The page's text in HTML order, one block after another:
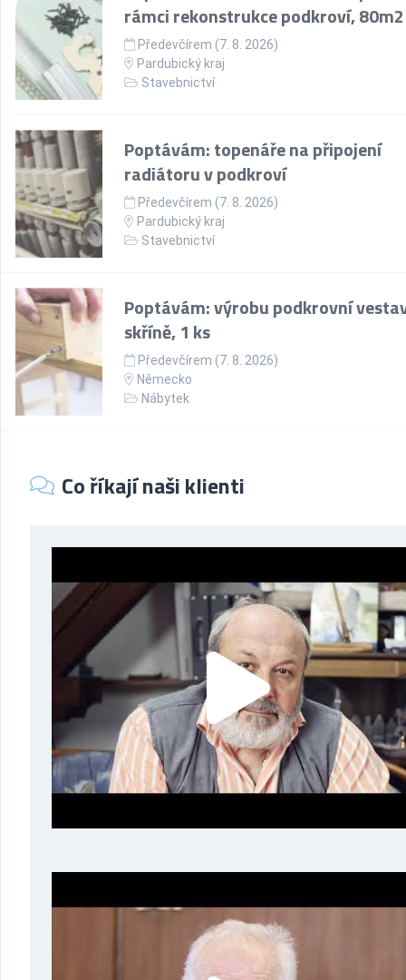
rámci rekonstrukce podkroví, 80m2
Předevčírem (7. 8. 2026)
Pardubický kraj
Stavebnictví
Poptávám: topenáře na připojení
radiátoru v podkroví
Předevčírem (7. 8. 2026)
Pardubický kraj
Stavebnictví
Poptávám: výrobu podkrovní
skříně, 1 ks
Předevčírem (7. 8. 2026)
Německo
Nábytek
Co říkají naši klienti